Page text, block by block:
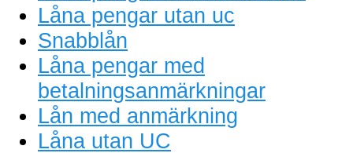
Låna pengar utan uc
Snabblån
Låna pengar med
betalningsanmärkningar
Lån med anmärkning
Låna utan UC